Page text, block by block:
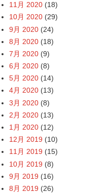
11月 2020 (18)
10月 2020 (29)
9月 2020 (24)
8月 2020 (18)
7月 2020 (9)
6月 2020 (8)
5月 2020 (14)
4月 2020 (13)
3月 2020 (8)
2月 2020 (13)
1月 2020 (12)
12月 2019 (10)
11月 2019 (15)
10月 2019 (8)
9月 2019 (16)
8月 2019 (26)